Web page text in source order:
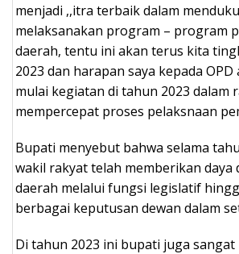
menjadi ,,itra terbaik dalam
melaksanakan program – program
daerah, tentu ini akan terus kita
2023 dan harapan saya kepada
mulai kegiatan di tahun 2023 dalam
mempercepat proses pelaksnaan
Bupati menyebut bahwa selama
wakil rakyat telah memberikan daya
daerah melalui fungsi legislatif
berbagai keputusan dewan dalam
Di tahun 2023 ini bupati juga